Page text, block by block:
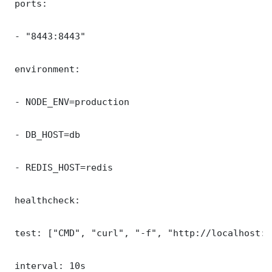
ports:
- "8443:8443"
environment:
- NODE_ENV=production
- DB_HOST=db
- REDIS_HOST=redis
healthcheck:
test: ["CMD", "curl", "-f", "http://
interval: 10s